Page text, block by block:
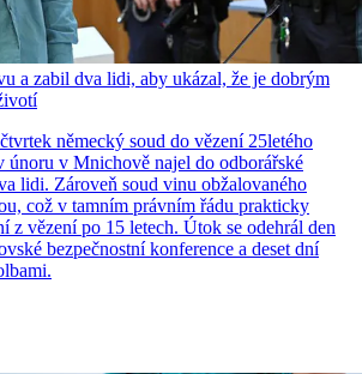
a zabil dva lidi, aby ukázal, že je dobrým
německý soud do vězení 25letého
únoru v Mnichově najel do odborářské
lidi. Zároveň soud vinu obžalovaného
což v tamním právním řádu prakticky
z vězení po 15 letech. Útok se odehrál den
bezpečnostní konference a deset dní